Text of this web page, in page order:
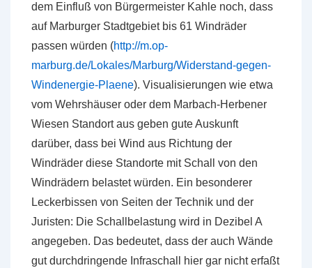
dem Einfluß von Bürgermeister Kahle noch, dass
auf Marburger Stadtgebiet bis 61 Windräder
passen würden (http://m.op-
marburg.de/Lokales/Marburg/Widerstand-gegen-
Windenergie-Plaene). Visualisierungen wie etwa
vom Wehrshäuser oder dem Marbach-Herbener
Wiesen Standort aus geben gute Auskunft
darüber, dass bei Wind aus Richtung der
Windräder diese Standorte mit Schall von den
Windrädern belastet würden. Ein besonderer
Leckerbissen von Seiten der Technik und der
Juristen: Die Schallbelastung wird in Dezibel A
angegeben. Das bedeutet, dass der auch Wände
gut durchdringende Infraschall hier gar nicht erfaßt